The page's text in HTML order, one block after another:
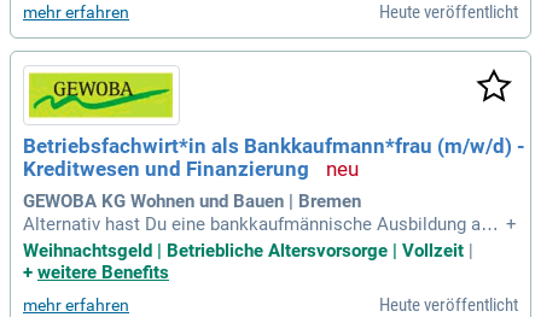
n enger Abstimmung mit Kernteams. Deine fachliche Expert
ise ist entscheidend bei der Bewertung von Kreditvorgängen
im Firmenkundenbereich. Mehrjährige Erfahrung im Firmenk
undenkreditgeschäft sowie Risikomanagement zeichnen dic
h aus. Gute Englischkenntnisse sind für die internationale K
ommunikation von Vorteil. Du sicherst die Kundenzufrieden
heit durch Beratungskompetenz und Betreuungsstärke – sta
rte jetzt deine Karriere bei uns!
mehr erfahren Heute veröffentlicht
Betriebsfachwirt*in als Bankkaufmann*frau (m/w/d) -
Kreditwesen und Finanzierung
GEWOBA KG Wohnen und Bauen | Bremen
Alternativ hast Du eine bankkaufmännische Ausbildung abs
olviert und Dich idealerweise zum/zur Bankfachwirt*in oder
Bankbetriebswirt*in weiterqualifiziert.
+
Weihnachtsgeld | Betriebliche Altersvorsorge | Vollzeit |
+ weitere Benefits
mehr erfahren Heute veröffentlicht